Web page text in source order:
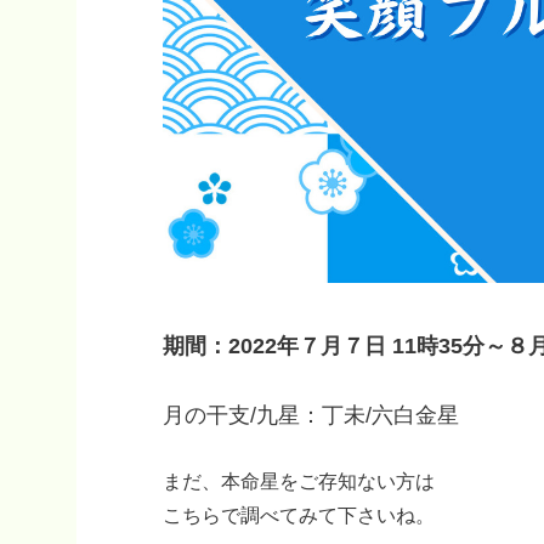
期間：2022年７月７日 11時35分～８
月の干支/九星：丁未/六白金星
まだ、本命星をご存知ない方は
こちらで調べてみて下さいね。